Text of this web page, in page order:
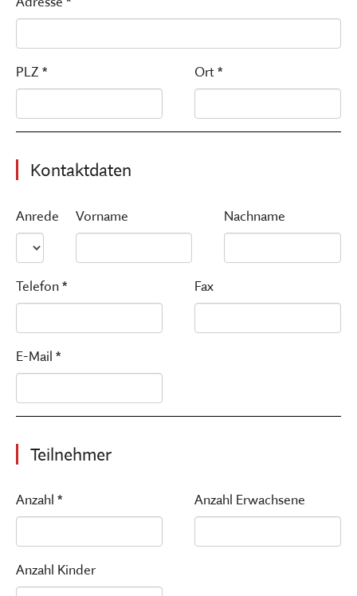
PLZ * Ort *
Kontaktdaten
Anrede Vorname Nachname
Telefon * Fax
E-Mail *
Teilnehmer
Anzahl * Anzahl Erwachsene
Anzahl Kinder